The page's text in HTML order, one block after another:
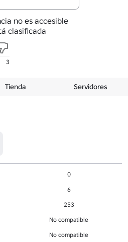
no es accesible
clasificada
3
Tienda Servidores
0
6
253
No compatible
No compatible